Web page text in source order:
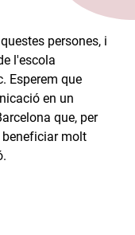
persones, i
l'escola
Esperem que
en un
que, per
beneficiar molt